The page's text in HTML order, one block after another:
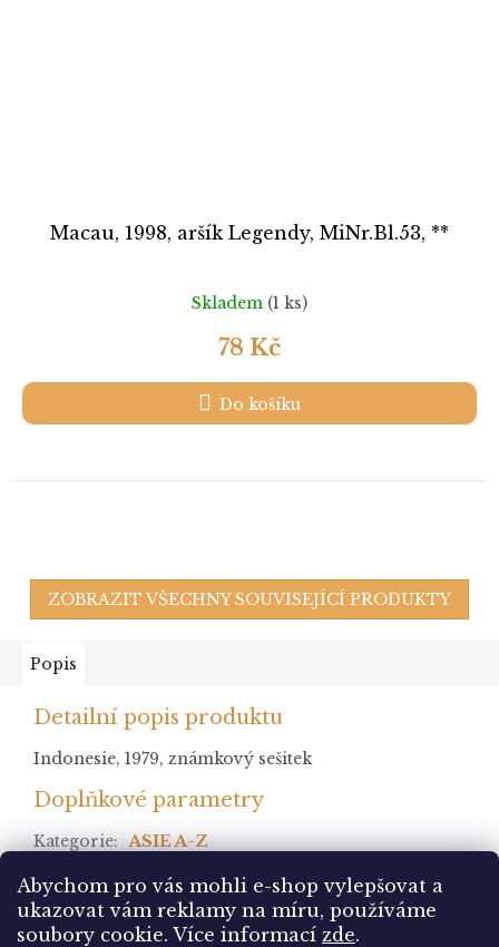
Abychom pro vás mohli e-shop vylepšovat a
ukazovat vám reklamy na míru, používáme
soubory cookie. Více informací zde.
Macau, 1998, aršík Legendy, MiNr.Bl.53, **
Skladem (1 ks)
78 Kč
Do košíku
ZOBRAZIT VŠECHNY SOUVISEJÍCÍ PRODUKTY
Popis
Detailní popis produktu
Indonesie, 1979, známkový sešitek
Doplňkové parametry
Kategorie: ASIE A-Z